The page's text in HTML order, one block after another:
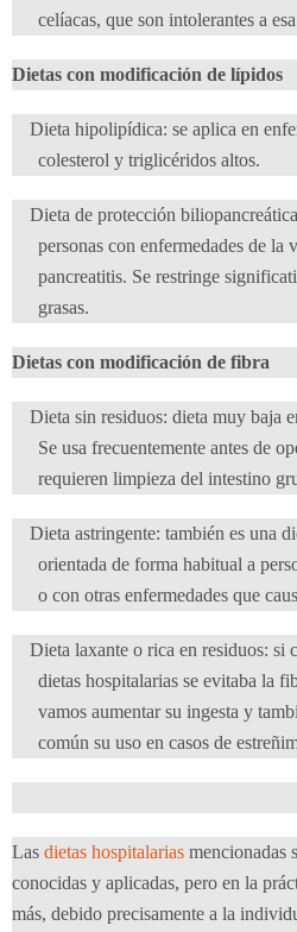
celíacas, que son intolerantes a
Dietas con modificación de lípidos
Dieta hipolipídica: se aplica en
colesterol y triglicéridos altos.
Dieta de protección
personas con enfermedades de la
pancreatitis. Se restringe
grasas.
Dietas con modificación de fibra
Dieta sin residuos: dieta muy baja
Se usa frecuentemente antes de
requieren limpieza del intestino
Dieta astringente: también es una
orientada de forma habitual a
o con otras enfermedades que
Dieta laxante o rica en residuos: si
dietas hospitalarias se evitaba la
vamos aumentar su ingesta y
común su uso en casos de
Las dietas hospitalarias mencionadas
conocidas y aplicadas, pero en la
más, debido precisamente a la